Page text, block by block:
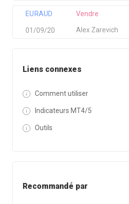
Liens connexes
Comment utiliser
Indicateurs MT4/5
Outils
Recommandé par
EURAUD
Alex Zarevich
Vendre
01/09/20